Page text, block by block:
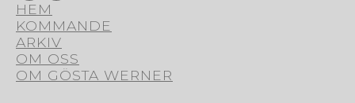
HEM
KOMMANDE
ARKIV
OM OSS
OM GÖSTA WERNER